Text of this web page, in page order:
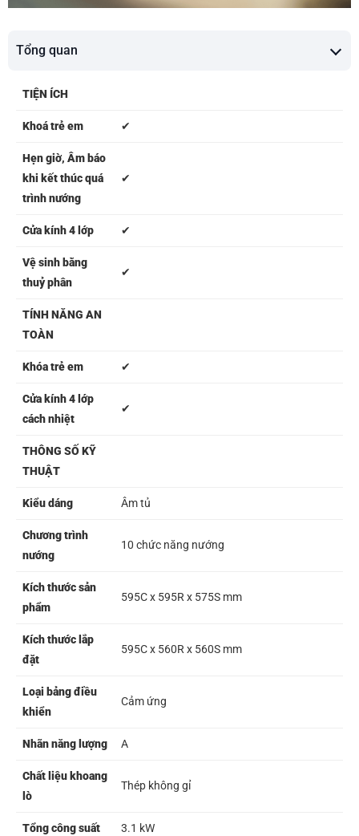
Tổng quan
TIỆN ÍCH
Khoá trẻ em ✔
Hẹn giờ, Âm báo
khi kết thúc quá
trình nướng
✔
Cửa kính 4 lớp ✔
Vệ sinh bằng
thuỷ phân
✔
TÍNH NĂNG AN
TOÀN
Khóa trẻ em ✔
Cửa kính 4 lớp
cách nhiệt
✔
THÔNG SỐ KỸ
THUẬT
Kiểu dáng Âm tủ
Chương trình
nướng
10 chức năng nướng
Kích thước sản
phẩm
595C x 595R x 575S mm
Kích thước lắp
đặt
595C x 560R x 560S mm
Loại bảng điều
khiển
Cảm ứng
Nhãn năng lượng A
Chất liệu khoang
lò
Thép không gỉ
Tổng công suất 3.1 kW